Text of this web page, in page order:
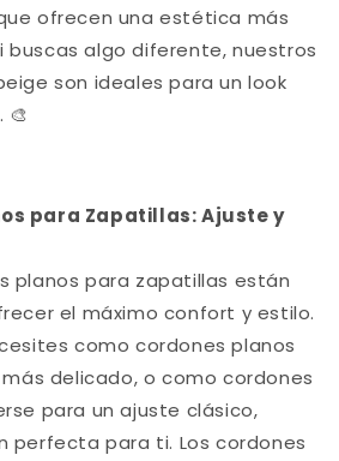
ofrecen una estética más
buscas algo diferente, nuestros
son ideales para un look
para Zapatillas: Ajuste y
planos para zapatillas están
el máximo confort y estilo.
como cordones planos
delicado, o como cordones
para un ajuste clásico,
perfecta para ti. Los cordones